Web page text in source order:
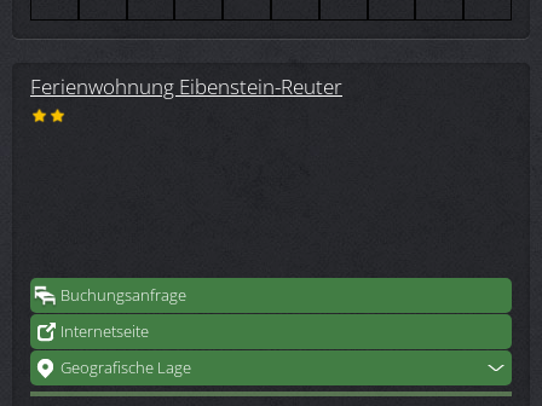
Ferienwohnung Eibenstein-Reuter
Buchungsanfrage
Internetseite
Geografische Lage